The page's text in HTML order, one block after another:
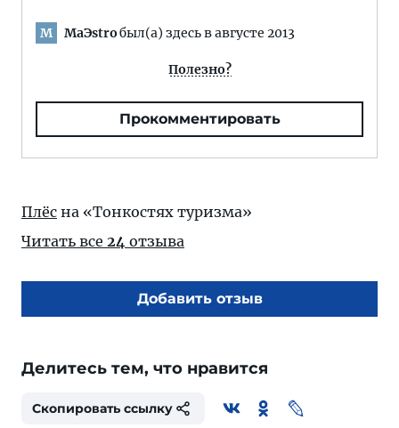
M MaЭstroбыл(а) здесь в августе 2013
Полезно?
Прокомментировать
Плёс на «Тонкостях туризма»
Читать все 24 отзыва
Добавить отзыв
Делитесь тем, что нравится
Скопировать ссылку